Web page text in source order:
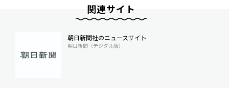
関連サイト
朝日新聞社のニュースサイト
朝日新聞（デジタル版）